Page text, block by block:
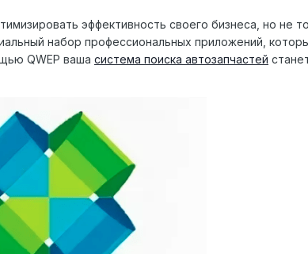
эффективность своего бизнеса, но не
набор профессиональных приложений,
QWEP ваша система поиска автозапчастей